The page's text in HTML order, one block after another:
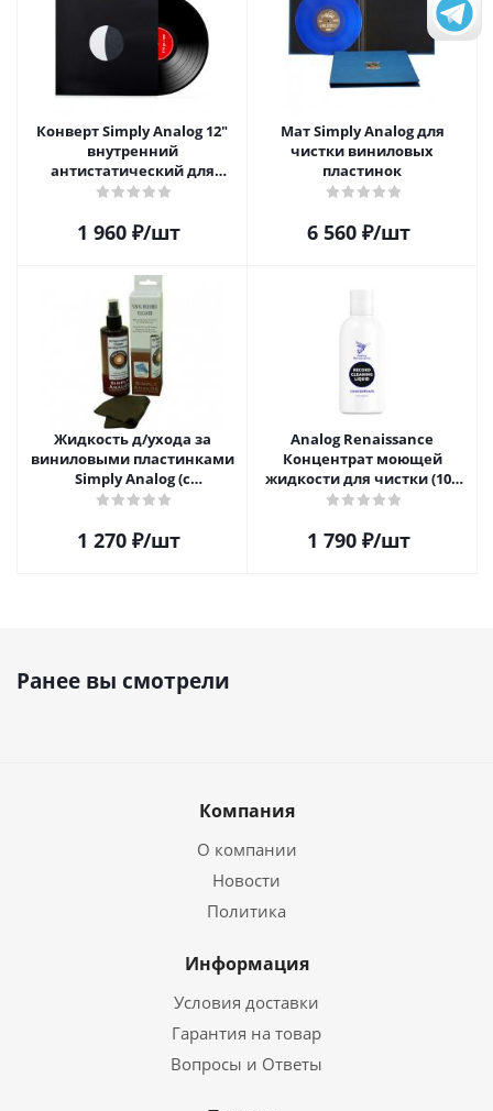
Конверт Simply Analog 12"
внутренний
антистатический для
пластинок (25 шт)
1 960₽/шт
Мат Simply Analog для
чистки виниловых
пластинок
6 560₽/шт
Жидкость д/ухода за
виниловыми пластинками
Simply Analog (с
распылителем, 200 мл) и
1 270₽/шт
Analog Renaissance
Концентрат моющей
жидкости для чистки (100
мл)
1 790₽/шт
Ранее вы смотрели
Компания
О компании
Новости
Политика
Информация
Условия доставки
Гарантия на товар
Вопросы и Ответы